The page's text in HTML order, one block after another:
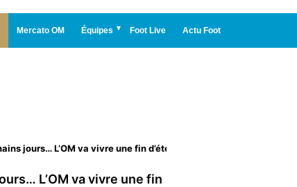
Mercato OM Équipes Foot Live Actu Foot
jours… L’OM va vivre une fin d’été à couper le souffle !
L’OM va vivre une fin